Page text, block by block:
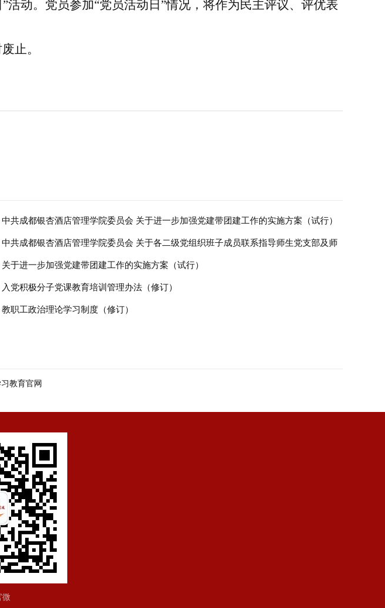
活动。党员参加“党员活动日”情况，将作为民主评议、评优表
止。
中共成都银杏酒店管理学院委员会 关于进一步加强党建带团建工作的实施方案（试行）
中共成都银杏酒店管理学院委员会 关于各二级党组织班子成员联系指导师生党支部及师
工作制度（修订）
关于进一步加强党建带团建工作的实施方案（试行）
入党积极分子党课教育培训管理办法（修订）
教职工政治理论学习制度（修订）
教育官网
微